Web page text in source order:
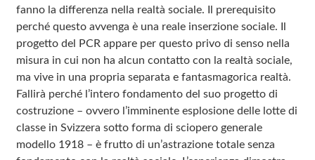
fanno la differenza nella realtà sociale. Il prerequisito
perché questo avvenga è una reale inserzione sociale. Il
progetto del PCR appare per questo privo di senso nella
misura in cui non ha alcun contatto con la realtà sociale,
ma vive in una propria separata e fantasmagorica realtà.
Fallirà perché l’intero fondamento del suo progetto di
costruzione – ovvero l’imminente esplosione delle lotte di
classe in Svizzera sotto forma di sciopero generale
modello 1918 – è frutto di un’astrazione totale senza